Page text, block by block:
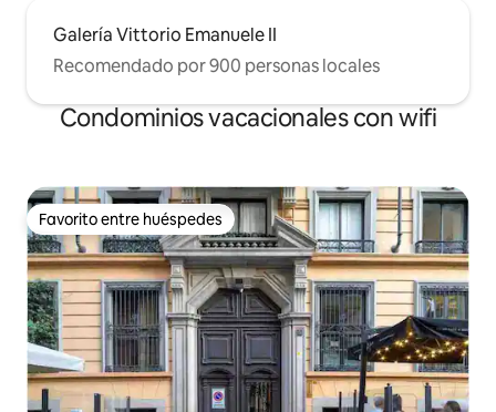
Galería Vittorio Emanuele II
Recomendado por 900 personas locales
Condominios vacacionales con wifi
Favorito entre huéspedes
Favorito entre huéspedes